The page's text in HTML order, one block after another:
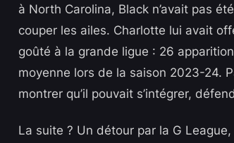
à North Carolina, Black n’avait pas
couper les ailes. Charlotte lui avait
goûté à la grande ligue : 26
moyenne lors de la saison 2023-24.
montrer qu’il pouvait s’intégrer,
La suite ? Un détour par la G